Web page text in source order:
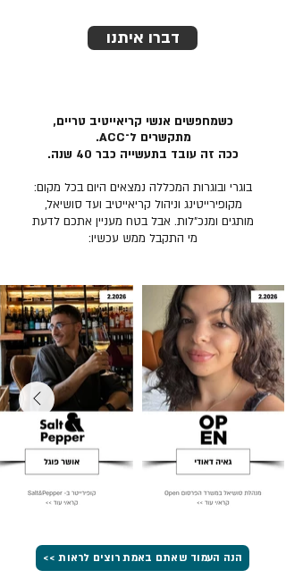
דברו איתנו
כשמחפשים אנשי קריאייטיב טריים,
מתקשרים ל־ACC.
ככה זה עובד בתעשייה כבר 40 שנה.
בוגרי ובוגרות המכללה נמצאים היום בכל מקום:
מקופירייטינג וניהול קריאייטיב ועד סושיאל,
מותגים ומנכ״לות. אבל בטח מעניין אתכם לדעת
מי התקבל ממש עכשיו:
הנה העמוד שאתם באמת רוצים לראות >>